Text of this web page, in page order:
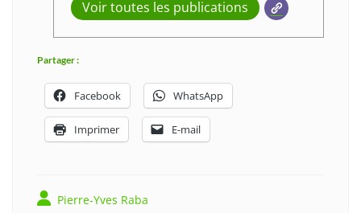
Voir toutes les publications
Partager :
Facebook WhatsApp
Imprimer E-mail
Pierre-Yves Raba